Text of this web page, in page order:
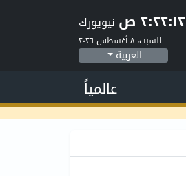
٢:٢٢:١٢ ص نيويورك
السبت، ٨ أغسطس ٢٠٢٦
العربية
عالمياً